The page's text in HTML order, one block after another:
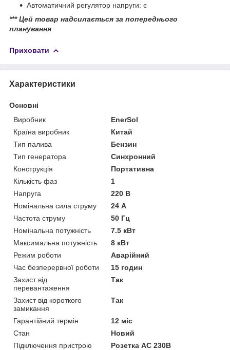
Автоматичний регулятор напруги: є
*** Цей товар надсилається за попереднього
планування
Приховати
Характеристики
Основні
Виробник
EnerSol
Країна виробник
Китай
Тип палива
Бензин
Тип генератора
Синхронний
Конструкція
Портативна
Кількість фаз
1
Напруга
220 В
Номінальна сила струму
24 А
Частота струму
50 Гц
Номінальна потужність
7.5 кВт
Максимальна потужність
8 кВт
Режим роботи
Аварійний
Час безперервної роботи
15 годин
Захист від
перевантаження
Так
Захист від короткого
замикання
Так
Гарантійний термін
12 міс
Стан
Новий
Підключення пристрою
Розетка AC 230В